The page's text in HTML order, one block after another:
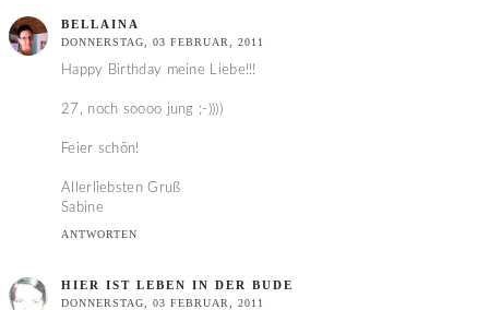
BELLAINA
DONNERSTAG, 03 FEBRUAR, 2011
Happy Birthday meine Liebe!!!
27, noch soooo jung ;-))))
Feier schön!
Allerliebsten Gruß
Sabine
ANTWORTEN
HIER IST LEBEN IN DER BUDE
DONNERSTAG, 03 FEBRUAR, 2011